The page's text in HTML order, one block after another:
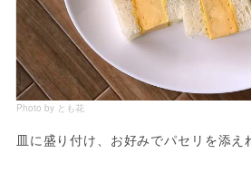
Photo by とも花
皿に盛り付け、お好みでパセリを添え